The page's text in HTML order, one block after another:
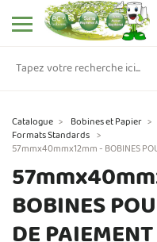
Catalogue > Bobines et Papier >
Formats Standards >
57mmx40mmx12mm - BOBINES
BOBINES